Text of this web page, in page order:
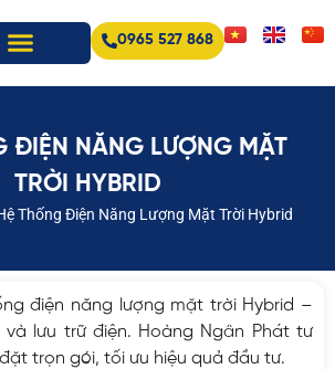
0965 527 868
ĐIỆN NĂNG LƯỢNG MẶT
TRỜI HYBRID
Thống Điện Năng Lượng Mặt Trời Hybrid
điện năng lượng mặt trời Hybrid –
lưu trữ điện. Hoàng Ngân Phát tư
trọn gói, tối ưu hiệu quả đầu tư.